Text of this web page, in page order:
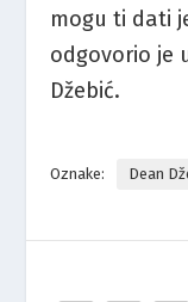
mogu ti dati
odgovorio je
Džebić.
Oznake: Dean